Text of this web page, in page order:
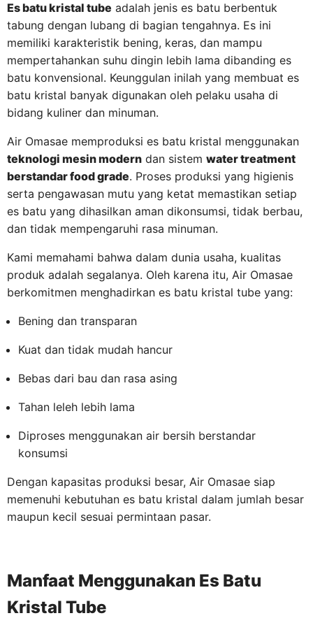
Es batu kristal tube adalah jenis es batu berbentuk
tabung dengan lubang di bagian tengahnya. Es ini
memiliki karakteristik bening, keras, dan mampu
mempertahankan suhu dingin lebih lama dibanding es
batu konvensional. Keunggulan inilah yang membuat es
batu kristal banyak digunakan oleh pelaku usaha di
bidang kuliner dan minuman.
Air Omasae memproduksi es batu kristal menggunakan
teknologi mesin modern dan sistem water treatment
berstandar food grade. Proses produksi yang higienis
serta pengawasan mutu yang ketat memastikan setiap
es batu yang dihasilkan aman dikonsumsi, tidak berbau,
dan tidak mempengaruhi rasa minuman.
Kami memahami bahwa dalam dunia usaha, kualitas
produk adalah segalanya. Oleh karena itu, Air Omasae
berkomitmen menghadirkan es batu kristal tube yang:
Bening dan transparan
Kuat dan tidak mudah hancur
Bebas dari bau dan rasa asing
Tahan leleh lebih lama
Diproses menggunakan air bersih berstandar
konsumsi
Dengan kapasitas produksi besar, Air Omasae siap
memenuhi kebutuhan es batu kristal dalam jumlah besar
maupun kecil sesuai permintaan pasar.
Manfaat Menggunakan Es Batu
Kristal Tube